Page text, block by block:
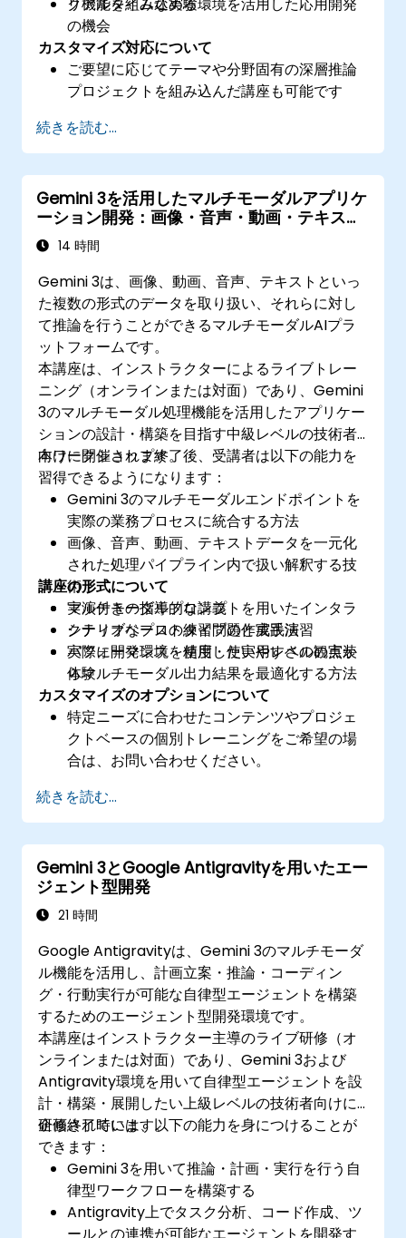
の機会
カスタマイズ対応について
ご要望に応じてテーマや分野固有の深層推論
プロジェクトを組み込んだ講座も可能です
続きを読む...
Gemini 3を活用したマルチモーダルアプリケ
ーション開発：画像・音声・動画・テキスト
処理14 時間
Gemini 3は、画像、動画、音声、テキストといっ
た複数の形式のデータを取り扱い、それらに対し
て推論を行うことができるマルチモーダルAIプラ
ットフォームです。
本講座は、インストラクターによるライブトレー
ニング（オンラインまたは対面）であり、Gemini
3のマルチモーダル処理機能を活用したアプリケー
ションの設計・構築を目指す中級レベルの技術者
向けに開催されます。
本ワークショップ終了後、受講者は以下の能力を
習得できるようになります：
Gemini 3のマルチモーダルエンドポイントを
実際の業務プロセスに統合する方法
画像、音声、動画、テキストデータを一元化
された処理パイプライン内で扱い解釈する技
術
マルチモーダルプロンプトを用いたインタラ
クティブなプロトタイプの作成手法
パフォーマンス・精度・使いやすさの観点か
らマルチモーダル出力結果を最適化する方法
講座の形式について
実演付きの指導的な講義
シナリオベースの練習問題と実践演習
実際に開発環境を使用した実用レベルの実装
体験
カスタマイズのオプションについて
特定ニーズに合わせたコンテンツやプロジェ
クトベースの個別トレーニングをご希望の場
合は、お問い合わせください。
続きを読む...
Gemini 3とGoogle Antigravityを用いたエー
ジェント型開発
21 時間
Google Antigravityは、Gemini 3のマルチモーダ
ル機能を活用し、計画立案・推論・コーディン
グ・行動実行が可能な自律型エージェントを構築
するためのエージェント型開発環境です。
本講座はインストラクター主導のライブ研修（オ
ンラインまたは対面）であり、Gemini 3および
Antigravity環境を用いて自律型エージェントを設
計・構築・展開したい上級レベルの技術者向けに
企画されています。
研修終了時には、以下の能力を身につけることが
できます：
Gemini 3を用いて推論・計画・実行を行う自
律型ワークフローを構築する
Antigravity上でタスク分析、コード作成、ツ
ールとの連携が可能なエージェントを開発す